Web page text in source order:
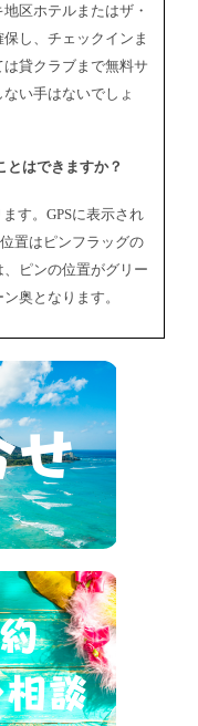
区ホテルまたはザ・
し、チェックインま
貸クラブまで無料サ
い手はないでしょ
とはできますか？
す。GPSに表示され
置はピンフラッグの
ピンの位置がグリー
奥となります。